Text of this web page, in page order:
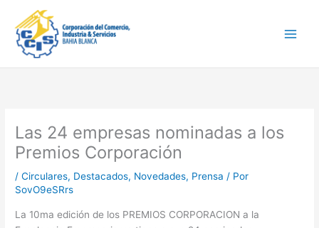
contenido
Las 24 empresas nominadas a los
Premios Corporación
/Circulares, Destacados, Novedades, Prensa / Por
SovO9eSRrs
La 10ma edición de los PREMIOS CORPORACION a la